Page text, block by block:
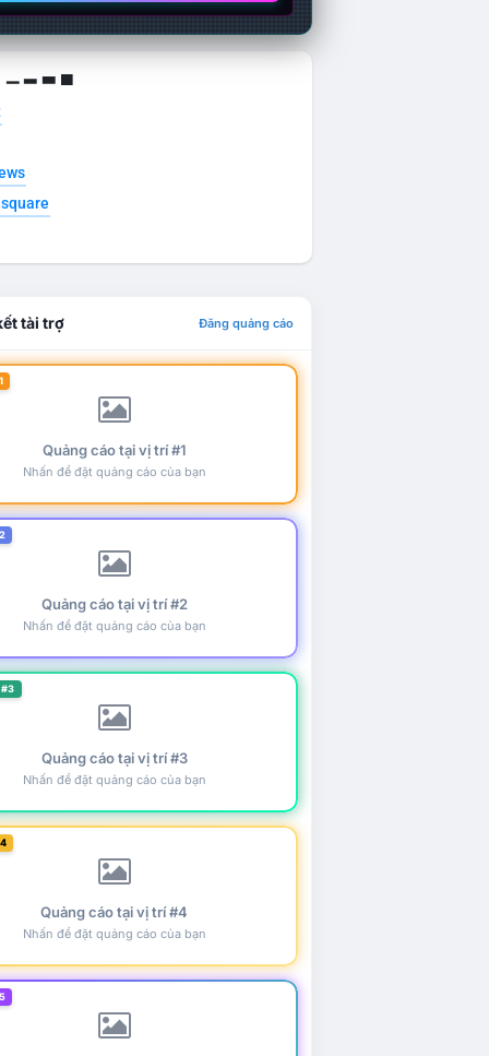
▁ ▂ ▃ ▄
tài trợ Đăng quảng cáo
Quảng cáo tại vị trí #1
Nhấn để đặt quảng cáo của bạn
Quảng cáo tại vị trí #2
Nhấn để đặt quảng cáo của bạn
Quảng cáo tại vị trí #3
Nhấn để đặt quảng cáo của bạn
Quảng cáo tại vị trí #4
Nhấn để đặt quảng cáo của bạn